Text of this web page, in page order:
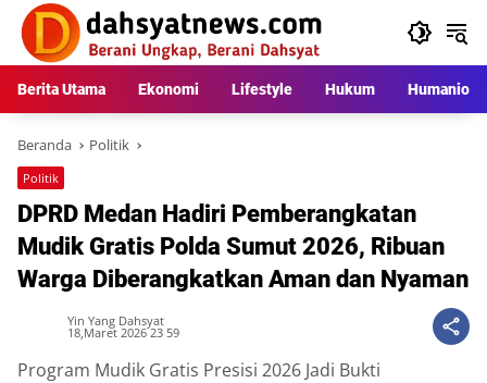
Langsung
konten
Berita Utama Ekonomi Lifestyle Hukum Humaniora
Beranda Politik
Politik
DPRD Medan Hadiri Pemberangkatan
Mudik Gratis Polda Sumut 2026, Ribuan
Warga Diberangkatkan Aman dan Nyaman
Yin Yang Dahsyat
18,Maret 2026 23 59
Program Mudik Gratis Presisi 2026 Jadi Bukti